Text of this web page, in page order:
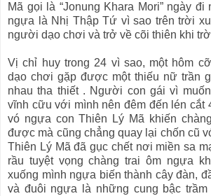
Mã gọi là “Jonung Khara Mori” ngày đi
ngựa là Nhị Thập Tứ vì sao trên trời
người dạo chơi và trở về cõi thiên khi
Vị chỉ huy trong 24 vì sao, một hôm
dạo chơi gặp được một thiếu nữ trần
nhau tha thiết . Người con gái vì
vĩnh cữu với mình nên đêm đến lén cắt
vó ngựa con Thiên Lý Mã khiến
được mà cũng chẳng quay lại chốn cũ
Thiên Lý Mã đã gục chết nơi miền sa
rầu tuyệt vọng chàng trai ôm ngựa
xuống mình ngựa biến thành cây đàn,
và đuôi ngựa là những cung bậc